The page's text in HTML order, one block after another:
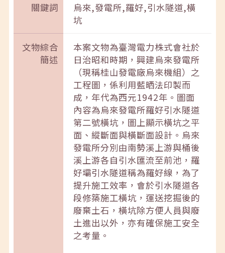
關鍵詞
烏來,發電所,羅好,引水隧道,橫
坑
文物綜合
簡述
本案文物為臺灣電力株式會社於
日治昭和時期，興建烏來發電所
（現稱桂山發電廠烏來機組）之
工程圖，係利用藍晒法印製而
成，年代為西元1942年。圖面
內容為烏來發電所羅好引水隧道
第二號橫坑，圖上顯示橫坑之平
面、縱斷面與橫斷面設計。烏來
發電所分別由南勢溪上游與桶後
溪上游各自引水匯流至前池，羅
好壩引水隧道稱為羅好線，為了
提升施工效率，會於引水隧道各
段修築施工橫坑，運送挖掘後的
廢棄土石，橫坑除方便人員與廢
土進出以外，亦有確保施工安全
之考量。